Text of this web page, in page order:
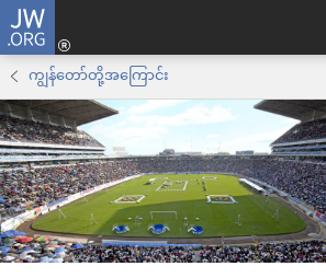
JW.ORG
ကျွန်တော်တို့အကြောင်း